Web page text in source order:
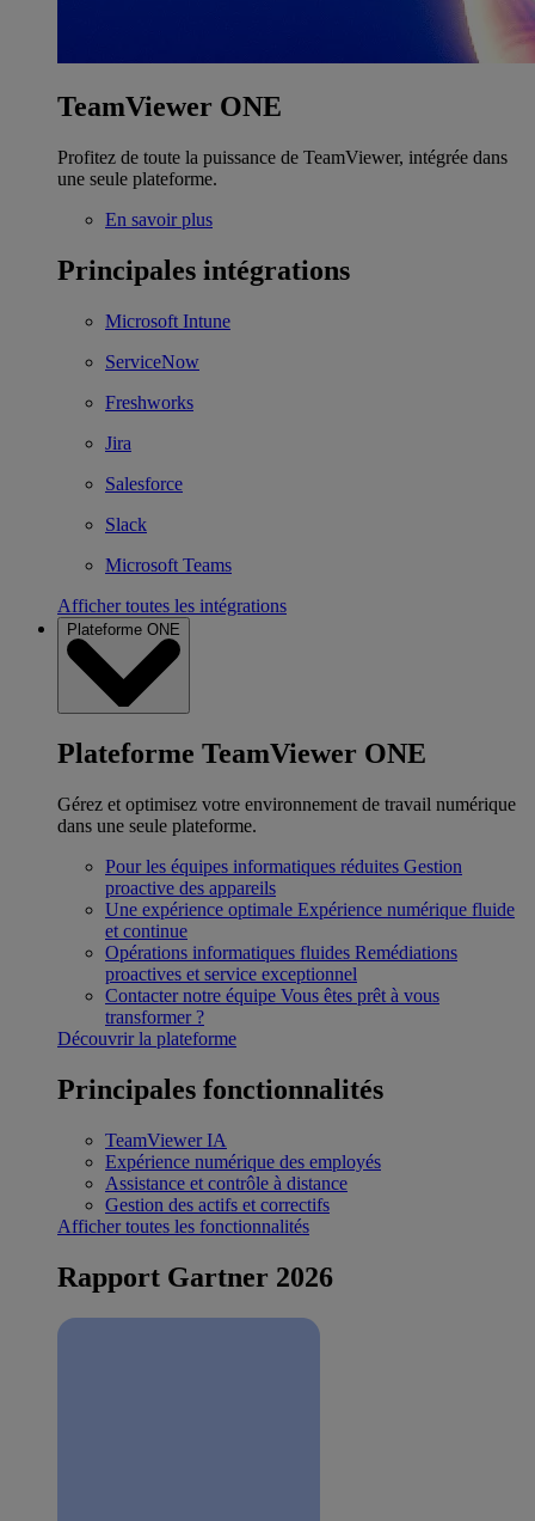
TeamViewer ONE
Profitez de toute la puissance de TeamViewer, intégrée dans
une seule plateforme.
En savoir plus
Principales intégrations
Microsoft Intune
ServiceNow
Freshworks
Jira
Salesforce
Slack
Microsoft Teams
Afficher toutes les intégrations
Plateforme ONE
Plateforme TeamViewer ONE
Gérez et optimisez votre environnement de travail numérique
dans une seule plateforme.
Pour les équipes informatiques réduites Gestion
proactive des appareils
Une expérience optimale Expérience numérique fluide
et continue
Opérations informatiques fluides Remédiations
proactives et service exceptionnel
Contacter notre équipe Vous êtes prêt à vous
transformer ?
Découvrir la plateforme
Principales fonctionnalités
TeamViewer IA
Expérience numérique des employés
Assistance et contrôle à distance
Gestion des actifs et correctifs
Afficher toutes les fonctionnalités
Rapport Gartner 2026